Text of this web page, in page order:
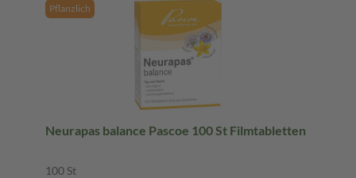
Pflanzlich
Neurapas balance Pascoe 100 St Filmtabletten
100 St